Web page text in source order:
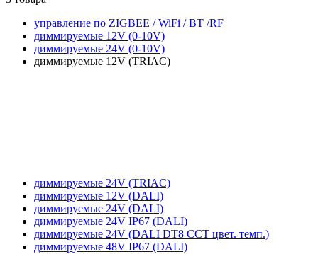
управление по ZIGBEE / WiFi / BT /RF
диммируемые 12V (0-10V)
диммируемые 24V (0-10V)
диммируемые 12V (TRIAC)
диммируемые 24V (TRIAC)
диммируемые 12V (DALI)
диммируемые 24V (DALI)
диммируемые 24V IP67 (DALI)
диммируемые 24V (DALI DT8 CCT цвет. темп.)
диммируемые 48V IP67 (DALI)